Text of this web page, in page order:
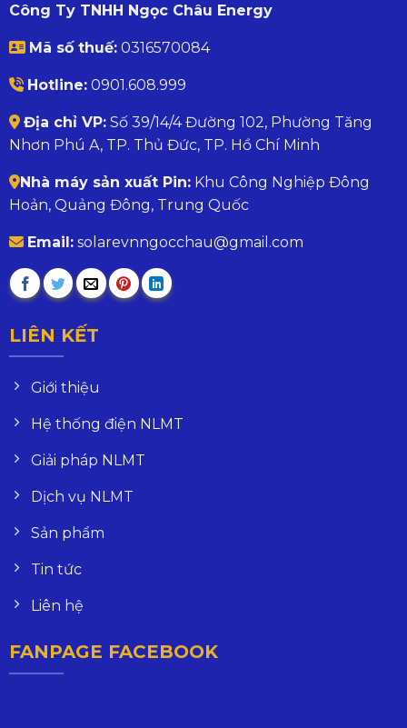
Công Ty TNHH Ngọc Châu Energy
Mã số thuế:0316570084
Hotline:0901.608.999
Địa chỉ VP:Số 39/14/4 Đường 102, Phường Tăng
Nhơn Phú A, TP. Thủ Đức, TP. Hồ Chí Minh
Nhà máy sản xuất Pin:Khu Công Nghiệp Đông
Hoản, Quảng Đông, Trung Quốc
Email:solarevnngocchau@gmail.com
LIÊN KẾT
Giới thiệu
Hệ thống điện NLMT
Giải pháp NLMT
Dịch vụ NLMT
Sản phẩm
Tin tức
Liên hệ
FANPAGE FACEBOOK